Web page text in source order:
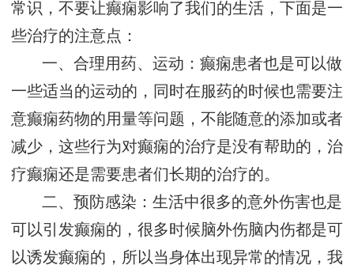
常识，不要让癫痫影响了我们的生活，下面是一
些治疗的注意点：
一、合理用药、运动：癫痫患者也是可以做
一些适当的运动的，同时在服药的时候也需要注
意癫痫药物的用量等问题，不能随意的添加或者
减少，这些行为对癫痫的治疗是没有帮助的，治
疗癫痫还是需要患者们长期的治疗的。
二、预防感染：生活中很多的意外伤害也是
可以引发癫痫的，很多时候脑外伤脑内伤都是可
以诱发癫痫的，所以当身体出现异常的情况，我